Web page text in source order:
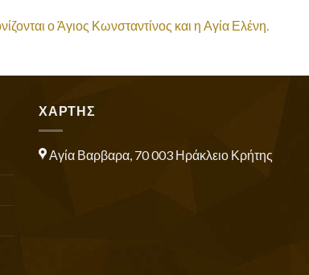
ο Άγιος Κωνσταντίνος και η Αγία Ελένη.
ΧΑΡΤΗΣ
Αγία Βαρβαρα, 70 003 Ηράκλειο Κρήτης